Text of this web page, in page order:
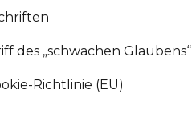
des „schwachen Glaubens“
Richtlinie (EU)